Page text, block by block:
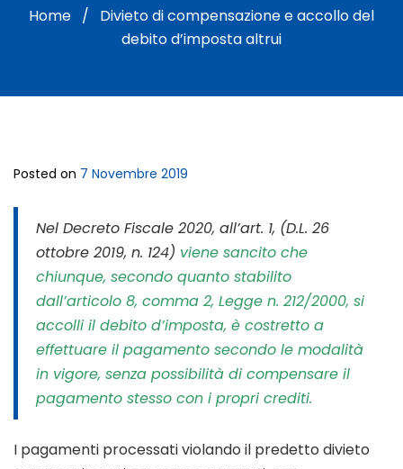
Home / Divieto di compensazione e accollo del
debito d’imposta altrui
Posted on 7 Novembre 2019
Nel Decreto Fiscale 2020, all’art. 1, (D.L. 26
ottobre 2019, n. 124) viene sancito che
chiunque, secondo quanto stabilito
dall’articolo 8, comma 2, Legge n. 212/2000, si
accolli il debito d’imposta, è costretto a
effettuare il pagamento secondo le modalità
in vigore, senza possibilità di compensare il
pagamento stesso con i propri crediti.
I pagamenti processati violando il predetto divieto